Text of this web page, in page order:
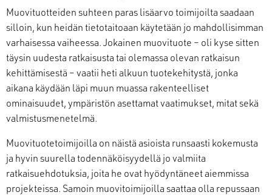
Muovituotteiden suhteen paras lisäarvo toimijoilta saadaan
silloin, kun heidän tietotaitoaan käytetään jo mahdollisimman
varhaisessa vaiheessa. Jokainen muovituote – oli kyse sitten
täysin uudesta ratkaisusta tai olemassa olevan ratkaisun
kehittämisestä – vaatii heti alkuun tuotekehitystä, jonka
aikana käydään läpi muun muassa rakenteelliset
ominaisuudet, ympäristön asettamat vaatimukset, mitat sekä
valmistusmenetelmä.
Muovituotetoimijoilla on näistä asioista runsaasti kokemusta
ja hyvin suurella todennäköisyydellä jo valmiita
ratkaisuehdotuksia, joita he ovat hyödyntäneet aiemmissa
projekteissa. Samoin muovitoimijoilla saattaa olla repussaan